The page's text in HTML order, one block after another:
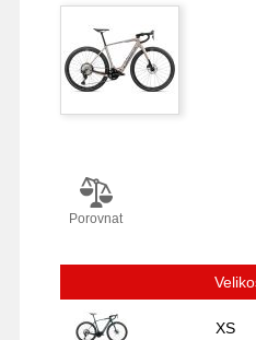
Porovnat
XS